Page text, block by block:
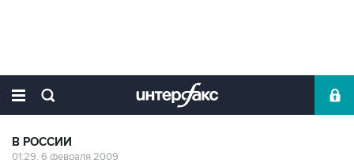
В РОССИИ
01:29, 6 февраля 2009